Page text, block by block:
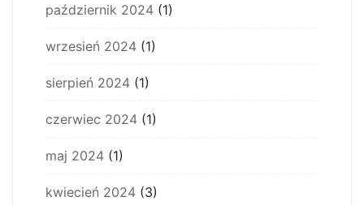
październik 2024 (1)
wrzesień 2024 (1)
sierpień 2024 (1)
czerwiec 2024 (1)
maj 2024 (1)
kwiecień 2024 (3)